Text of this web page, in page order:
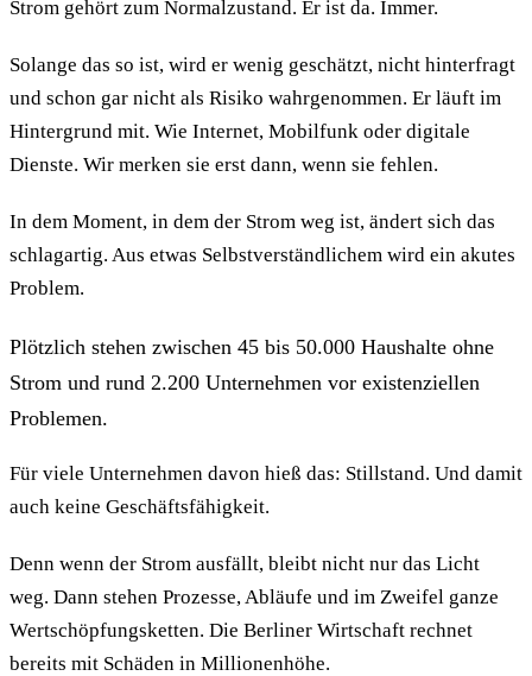
Strom gehört zum Normalzustand. Er ist da. Immer.
Solange das so ist, wird er wenig geschätzt, nicht hinterfragt
und schon gar nicht als Risiko wahrgenommen. Er läuft im
Hintergrund mit. Wie Internet, Mobilfunk oder digitale
Dienste. Wir merken sie erst dann, wenn sie fehlen.
In dem Moment, in dem der Strom weg ist, ändert sich das
schlagartig. Aus etwas Selbstverständlichem wird ein akutes
Problem.
Plötzlich stehen zwischen 45 bis 50.000 Haushalte ohne
Strom und rund 2.200 Unternehmen vor existenziellen
Problemen.
Für viele Unternehmen davon hieß das: Stillstand. Und damit
auch keine Geschäftsfähigkeit.
Denn wenn der Strom ausfällt, bleibt nicht nur das Licht
weg. Dann stehen Prozesse, Abläufe und im Zweifel ganze
Wertschöpfungsketten. Die Berliner Wirtschaft rechnet
bereits mit Schäden in Millionenhöhe.